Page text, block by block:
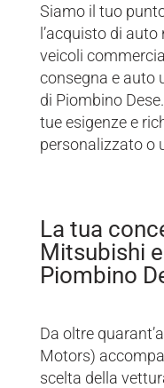
Siamo il tuo
l’acquisto di
veicoli
consegna e auto
di Piombino
tue esigenze e
personalizzato o
La tua
Mitsubishi
Piombino
Da oltre
Motors)
scelta della